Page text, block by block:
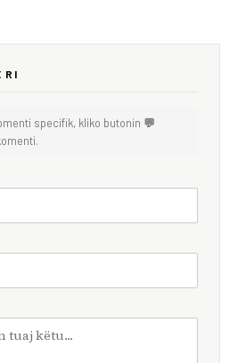
RI
specifik, kliko butonin 💬